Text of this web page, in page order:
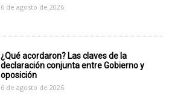
6 de agosto de 2026
¿Qué acordaron? Las claves de la
declaración conjunta entre Gobierno y
oposición
6 de agosto de 2026